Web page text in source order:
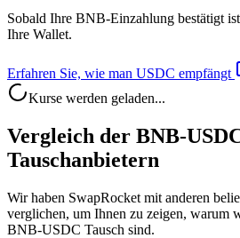
Sobald Ihre BNB-Einzahlung bestätigt
Ihre Wallet.
Erfahren Sie, wie man USDC empfängt
Kurse werden geladen...
Vergleich der BNB-
Tauschanbietern
Wir haben SwapRocket mit anderen
verglichen, um Ihnen zu zeigen, warum
BNB-USDC Tausch sind.